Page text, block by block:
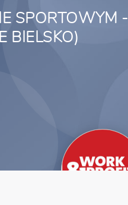
SPORTOWYM -
BIELSKO)​